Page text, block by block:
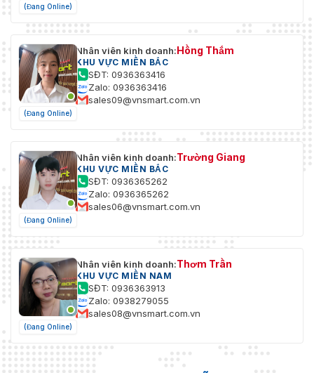
(Đang Online)
(Đang Online)
Nhân viên kinh doanh:Hồng Thắm
KHU VỰC MIỀN BẮC
SĐT: 0936363416
Zalo: 0936363416
sales09@vnsmart.com.vn
(Đang Online)
Nhân viên kinh doanh:Trường Giang
KHU VỰC MIỀN BẮC
SĐT: 0936365262
Zalo: 0936365262
sales06@vnsmart.com.vn
(Đang Online)
Nhân viên kinh doanh:Thơm Trần
KHU VỰC MIỀN NAM
SĐT: 0936363913
Zalo: 0938279055
sales08@vnsmart.com.vn